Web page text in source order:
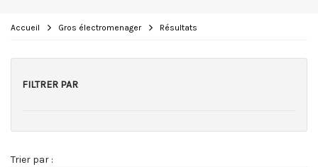
Accueil Gros électromenager Résultats
FILTRER PAR
Trier par :